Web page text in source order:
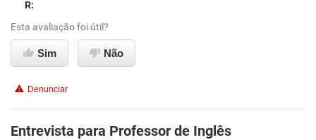
Esta avaliação foi útil?
Sim Não
Denunciar
Entrevista para Professor de Inglês